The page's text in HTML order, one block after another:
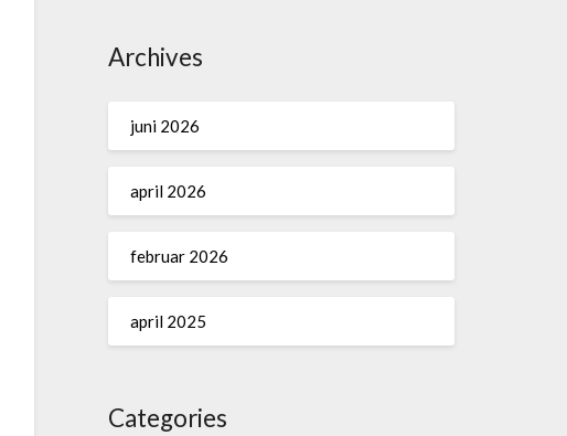
Archives
juni 2026
april 2026
februar 2026
april 2025
Categories